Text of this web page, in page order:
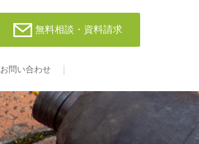
無料相談・資料請求
お問い合わせ